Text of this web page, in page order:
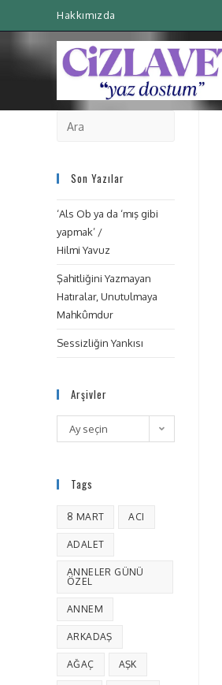
Hakkımızda
Son Yazılar
‘Als Ob ya da ‘mış gibi
yapmak’ /
Hilmi Yavuz
Şahitliğini Yazmayan
Hatıralar, Unutulmaya
Mahkûmdur
Sessizliğin Yankısı
Arşivler
Ay seçin
Tags
8 MART ACI
ADALET
ANNELER GÜNÜ
ÖZEL
ANNEM
ARKADAŞ
AĞAÇ AŞK